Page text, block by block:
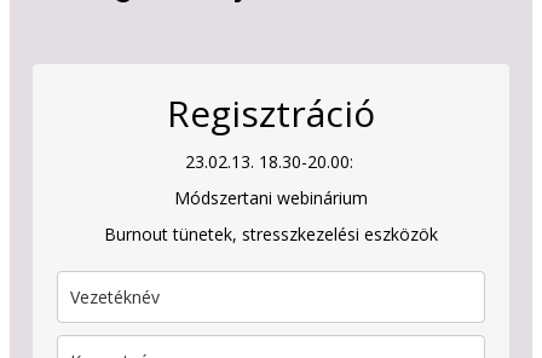
Regisztráció
23.02.13. 18.30-20.00:
Módszertani webinárium
Burnout tünetek, stresszkezelési eszközök